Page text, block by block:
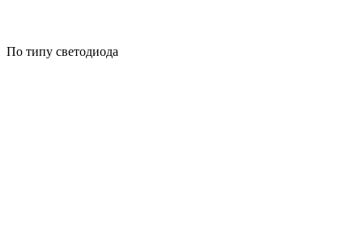
По типу светодиода